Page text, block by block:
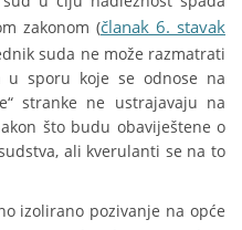
zakonom (članak 6. stavak
suda ne može razmatrati
sporu koje se odnose na
stranke ne ustrajavaju na
što budu obaviještene o
ali kverulanti se na to
izolirano pozivanje na opće